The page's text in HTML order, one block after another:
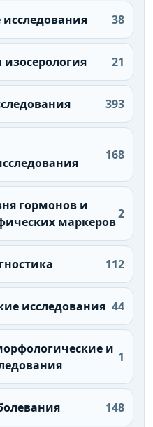
38
изосерология 21
393
168
гормонов и
маркеров
2
112
исследования 44
и
1
148